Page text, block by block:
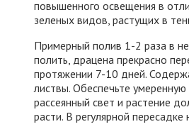
повышенного освещения в
зеленых видов, растущих в
Примерный полив 1-2 раза в
полить, драцена прекрасно
протяжении 7-10 дней.
листвы. Обеспечьте умеренную
рассеянный свет и растение
расти. В регулярной пересадке